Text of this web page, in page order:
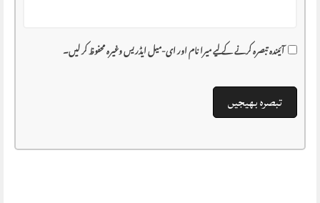
آئیندہ تبصرہ کرنے کے لیے میرا نام اور ای-میل ایڈریس وغیرہ محفوظ کر لیں۔